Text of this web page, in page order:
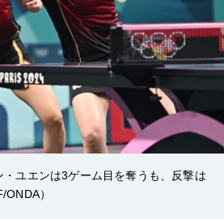
ユエンは3ゲーム目を奪うも、反撃は
）